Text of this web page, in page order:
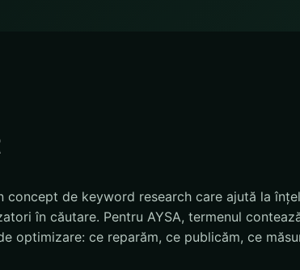
de keyword research care ajută la
în căutare. Pentru AYSA, termenul
optimizare: ce reparăm, ce publicăm, ce